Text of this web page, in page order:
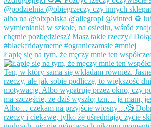
Łapię się na tym, że męczy mnie ten